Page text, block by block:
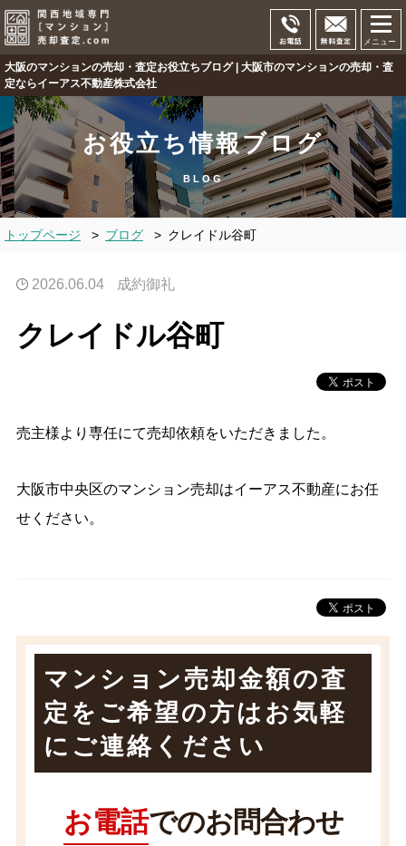
メニュー
大阪のマンションの売却・査定お役立ちブログ | 大阪市のマンションの売却・査
定ならイーアス不動産株式会社
お役立ち情報ブログ
BLOG
トップページ > ブログ > クレイドル谷町
2026.06.04 成約御礼
クレイドル谷町
売主様より専任にて売却依頼をいただきました。
大阪市中央区のマンション売却はイーアス不動産にお任
せください。
マンション売却金額の査
定をご希望の方は お気軽
にご連絡ください
お電話でのお問合わせ